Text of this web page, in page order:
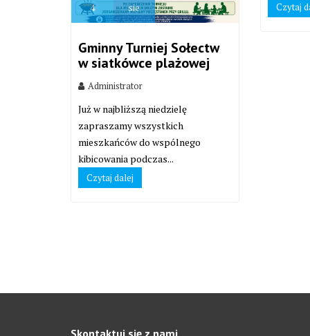
4 sie
Gminny Turniej Sołectw
w siatkówce plażowej
Administrator
Już w najbliższą niedzielę
zapraszamy wszystkich
mieszkańców do wspólnego
kibicowania podczas...
Czytaj dalej
Czytaj